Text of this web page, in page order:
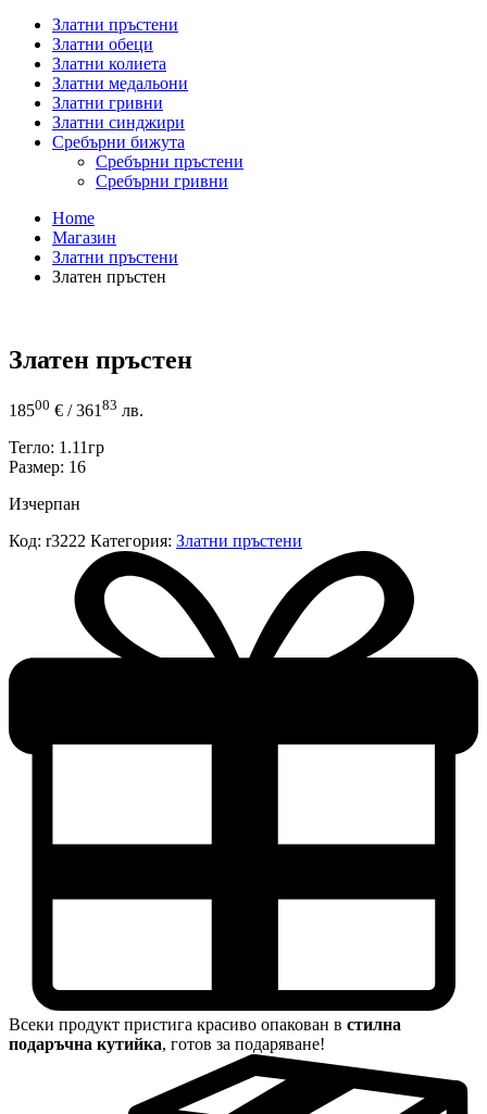
Златни пръстени
Златни обеци
Златни колиета
Златни медальони
Златни гривни
Златни синджири
Сребърни бижута
Сребърни пръстени
Сребърни гривни
Home
Магазин
Златни пръстени
Златен пръстен
Златен пръстен
18500 € / 36183 лв.
Тегло: 1.11гр
Размер: 16
Изчерпан
Код: r3222 Категория: Златни пръстени
Всеки продукт пристига красиво опакован в стилна
подаръчна кутийка, готов за подаряване!